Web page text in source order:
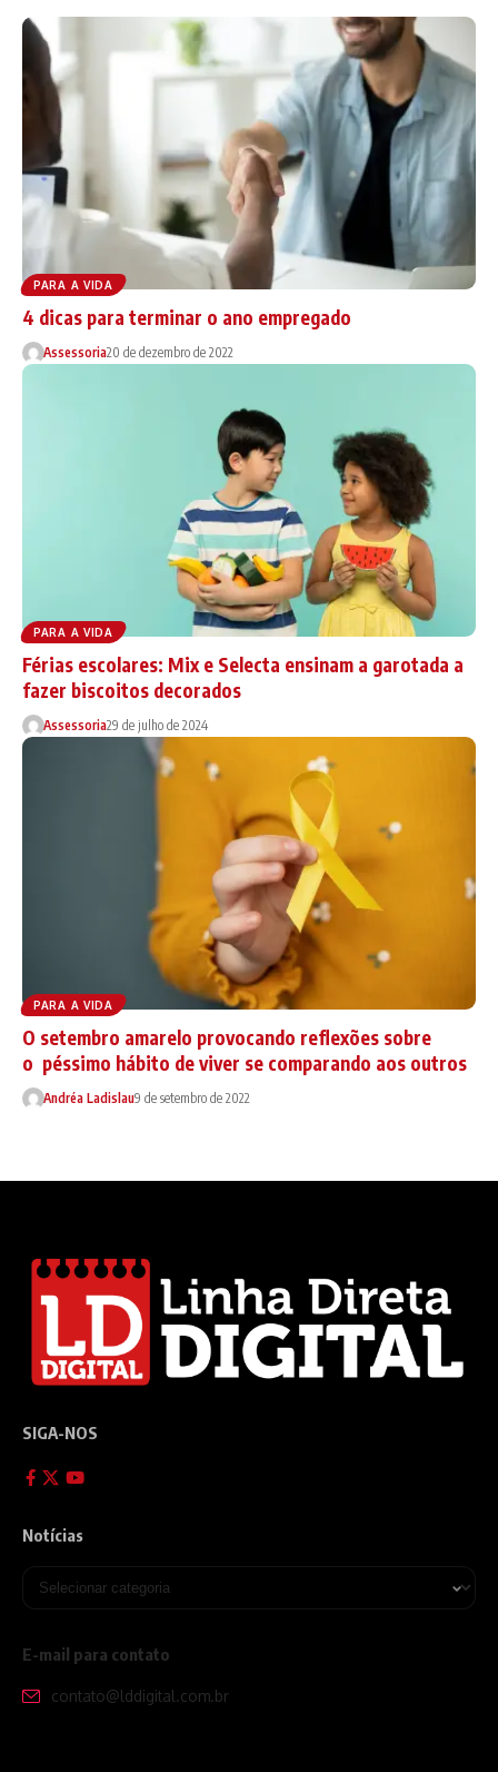
PARA A VIDA
4 dicas para terminar o ano empregado
Assessoria20 de dezembro de 2022
PARA A VIDA
Férias escolares: Mix e Selecta ensinam a garotada a
fazer biscoitos decorados
Assessoria29 de julho de 2024
PARA A VIDA
O setembro amarelo provocando reflexões sobre
o péssimo hábito de viver se comparando aos outros
Andréa Ladislau9 de setembro de 2022
SIGA-NOS
Notícias
E-mail para contato
contato@lddigital.com.br